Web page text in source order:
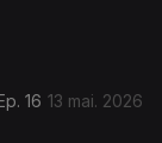
16 13 mai. 2026